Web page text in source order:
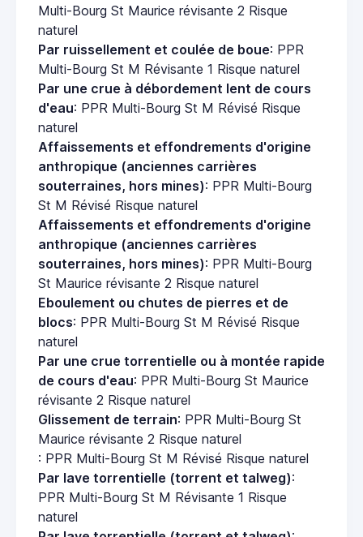
Multi-Bourg St Maurice révisante 2 Risque
naturel
Par ruissellement et coulée de boue: PPR
Multi-Bourg St M Révisante 1 Risque naturel
Par une crue à débordement lent de cours
d'eau: PPR Multi-Bourg St M Révisé Risque
naturel
Affaissements et effondrements d'origine
anthropique (anciennes carrières
souterraines, hors mines): PPR Multi-Bourg
St M Révisé Risque naturel
Affaissements et effondrements d'origine
anthropique (anciennes carrières
souterraines, hors mines): PPR Multi-Bourg
St Maurice révisante 2 Risque naturel
Eboulement ou chutes de pierres et de
blocs: PPR Multi-Bourg St M Révisé Risque
naturel
Par une crue torrentielle ou à montée rapide
de cours d'eau: PPR Multi-Bourg St Maurice
révisante 2 Risque naturel
Glissement de terrain: PPR Multi-Bourg St
Maurice révisante 2 Risque naturel
: PPR Multi-Bourg St M Révisé Risque naturel
Par lave torrentielle (torrent et talweg):
PPR Multi-Bourg St M Révisante 1 Risque
naturel